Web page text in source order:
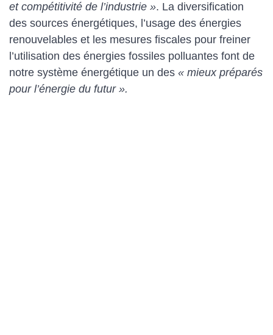
et compétitivité de l’industrie ». La diversification
des sources énergétiques, l’usage des énergies
renouvelables et les mesures fiscales pour freiner
l’utilisation des énergies fossiles polluantes font de
notre système énergétique un des « mieux préparés
pour l’énergie du futur ».